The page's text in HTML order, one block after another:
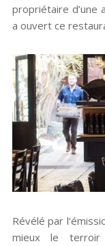
propriétaire d’une
a ouvert ce
Révélé par
mieux le terroir